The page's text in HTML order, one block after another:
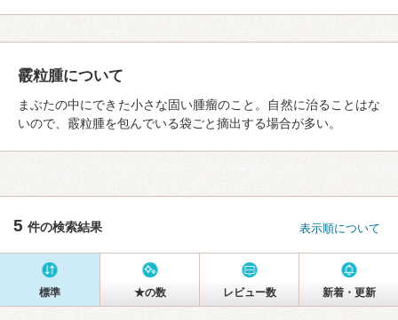
霰粒腫について
まぶたの中にできた小さな固い腫瘤のこと。自然に治ることはな
いので、霰粒腫を包んでいる袋ごと摘出する場合が多い。
5 件の検索結果 表示順について
標準 ★の数 レビュー数 新着・更新